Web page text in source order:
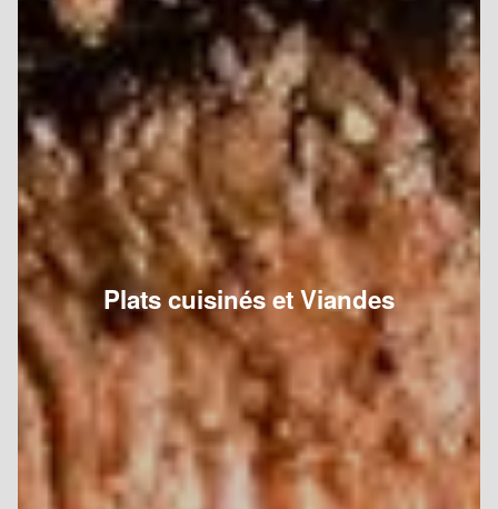
Plats cuisinés et Viandes